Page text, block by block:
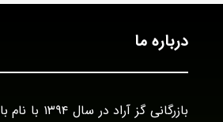
درباره ما
بازرگانی گز